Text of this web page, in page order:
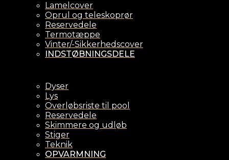
Lamelcover
Oprul og teleskoprør
Reservedele
Termotæppe
Vinter/-Sikkerhedscover
INDSTØBNINGSDELE
Dyser
Lys
Overløbsriste til pool
Reservedele
Skimmere og udløb
Stiger
Teknik
OPVARMNING